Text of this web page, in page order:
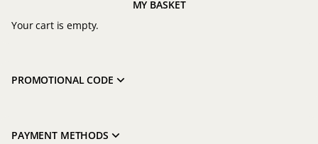
MY BASKET
Your cart is empty.
PROMOTIONAL CODE
PAYMENT METHODS